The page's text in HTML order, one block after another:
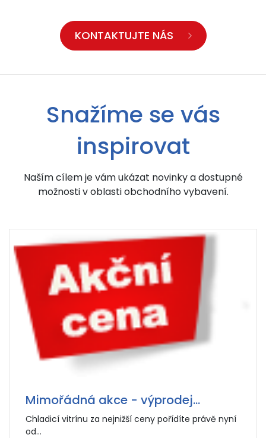
KONTAKTUJTE NÁS
Snažíme se vás
inspirovat
Naším cílem je vám ukázat novinky a dostupné
možnosti v oblasti obchodního vybavení.
Mimořádná akce - výprodej…
Chladicí vitrínu za nejnižší ceny pořídíte právě nyní
od…